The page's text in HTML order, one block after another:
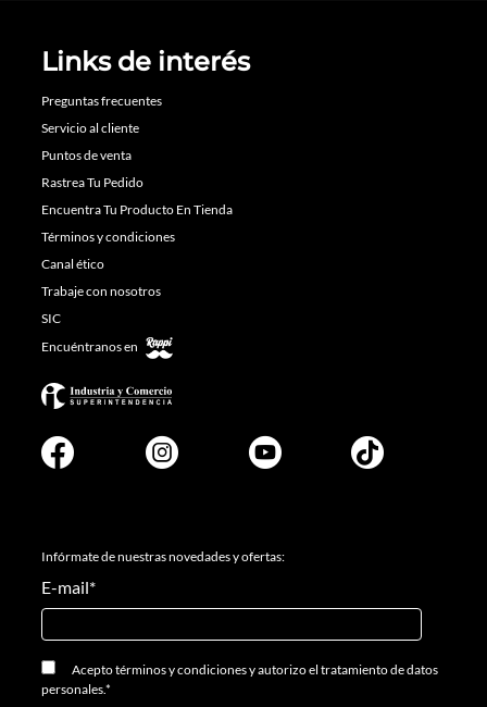
Links de interés
Preguntas frecuentes
Servicio al cliente
Puntos de venta
Rastrea Tu Pedido
Encuentra Tu Producto En Tienda
Términos y condiciones
Canal ético
Trabaje con nosotros
SIC
Encuéntranos en
Infórmate de nuestras novedades y ofertas:
E-mail*
Aceptotérminos y condicionesyautorizo el tratamiento de datos
personales.*